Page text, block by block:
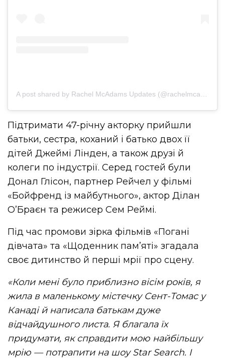
Підтримати 47-річну акторку прийшли
батьки, сестра, коханий і батько двох її
дітей Джеймі Лінден, а також друзі й
колеги по індустрії. Серед гостей були
Донал Глісон, партнер Рейчел у фільмі
«Бойфренд із майбутнього», актор Ділан
О’Браєн та режисер Сем Реймі.
Під час промови зірка фільмів «Погані
дівчата» та «Щоденник пам’яті» згадала
своє дитинство й перші мрії про сцену.
«Коли мені було приблизно вісім років, я
жила в маленькому містечку Сент-Томас у
Канаді й написала батькам дуже
відчайдушного листа. Я благала їх
придумати, як справдити мою найбільшу
мрію — потрапити на шоу Star Search. І